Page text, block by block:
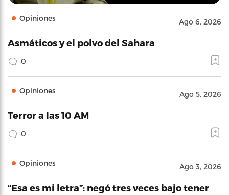
Opiniones Ago 6, 2026
Asmáticos y el polvo del Sahara
0
Opiniones Ago 5, 2026
Terror a las 10 AM
0
Opiniones Ago 3, 2026
“Esa es mi letra”: negó tres veces bajo tener